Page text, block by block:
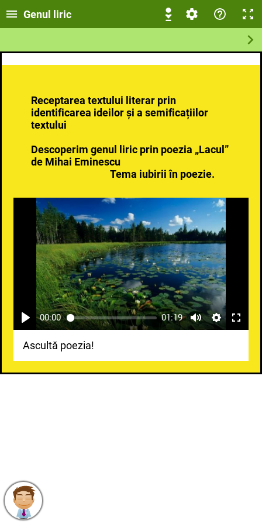
Genul liric
Receptarea textului literar prin
identificarea ideilor și a semificațiilor
textului
Descoperim genul liric prin poezia „Lacul”
de Mihai Eminescu
Tema iubirii în poezie.
00:00 01:19
Ascultă poezia!